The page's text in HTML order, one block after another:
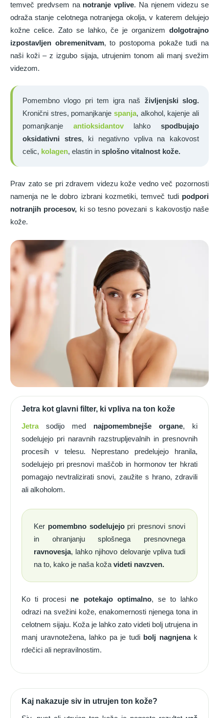
temveč predvsem na notranje vplive. Na njenem videzu se
odraža stanje celotnega notranjega okolja, v katerem delujejo
kožne celice. Zato se lahko, če je organizem dolgotrajno
izpostavljen obremenitvam, to postopoma pokaže tudi na
naši koži – z izgubo sijaja, utrujenim tonom ali manj svežim
videzom.
Pomembno vlogo pri tem igra naš življenjski slog.
Kronični stres, pomanjkanje spanja, alkohol, kajenje ali
pomanjkanje antioksidantovlahkospodbujajo
oksidativni stres, ki negativno vpliva na kakovost
celic, kolagen, elastin in splošno vitalnost kože.
Prav zato se pri zdravem videzu kože vedno več pozornosti
namenja ne le dobro izbrani kozmetiki, temveč tudi podpori
notranjih procesov, ki so tesno povezani s kakovostjo naše
kože.
Jetra kot glavni filter, ki vpliva na ton kože
Jetrasodijo med najpomembnejše organe, ki
sodelujejo pri naravnih razstrupljevalnih in presnovnih
procesih v telesu. Neprestano predelujejo hranila,
sodelujejo pri presnovi maščob in hormonov ter hkrati
pomagajo nevtralizirati snovi, zaužite s hrano, zdravili
ali alkoholom.
Ker pomembno sodelujejo pri presnovi snovi
in ohranjanju splošnega presnovnega
ravnovesja, lahko njihovo delovanje vpliva tudi
na to, kako je naša koža videti navzven.
Ko ti procesi ne potekajo optimalno, se to lahko
odrazi na svežini kože, enakomernosti njenega tona in
celotnem sijaju. Koža je lahko zato videti bolj utrujena in
manj uravnotežena, lahko pa je tudi bolj nagnjenak
rdečici ali nepravilnostim.
Kaj nakazuje siv in utrujen ton kože?